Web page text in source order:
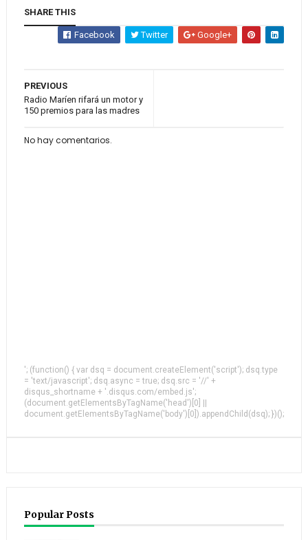
SHARE THIS
Facebook Twitter Google+
PREVIOUS
Radio Maríen rifará un motor y
150 premios para las madres
No hay comentarios.
'; (function() { var dsq = document.createElement('script'); dsq.type
= 'text/javascript'; dsq.async = true; dsq.src = '//' +
disqus_shortname + '.disqus.com/embed.js';
(document.getElementsByTagName('head')[0] ||
document.getElementsByTagName('body')[0]).appendChild(dsq); })();
Popular Posts